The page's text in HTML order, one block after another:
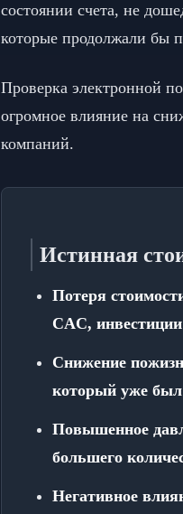
состоянии счета, не
которые продолжали бы
Проверка электронной
огромное влияние на
компаний.
Истинная
Потеря
CAC,
Снижение
который уже был
Повышенное
большего
Негативное